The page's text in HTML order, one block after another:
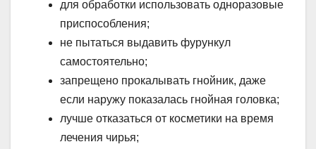
для обработки использовать одноразовые
приспособления;
не пытаться выдавить фурункул
самостоятельно;
запрещено прокалывать гнойник, даже
если наружу показалась гнойная головка;
лучше отказаться от косметики на время
лечения чирья;